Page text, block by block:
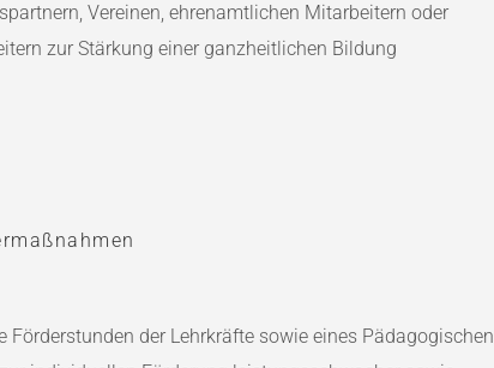
Vereinen, ehrenamtlichen Mitarbeitern oder
zur Stärkung einer ganzheitlichen Bildung
Förderstunden der Lehrkräfte sowie eines Pädagogischen